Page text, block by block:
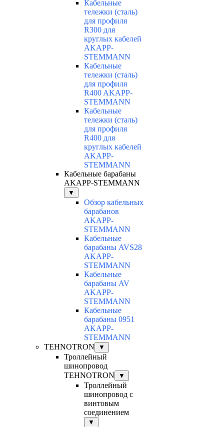
Кабельные
тележки (сталь)
для профиля
R300 для
круглых кабелей
AKAPP-
STEMMANN
Кабельные
тележки (сталь)
для профиля
R400 AKAPP-
STEMMANN
Кабельные
тележки (сталь)
для профиля
R400 для
круглых кабелей
AKAPP-
STEMMANN
Кабельные барабаны
AKAPP-STEMMANN
▼
Обзор кабельных
барабанов
AKAPP-
STEMMANN
Кабельные
барабаны AVS28
AKAPP-
STEMMANN
Кабельные
барабаны AV
AKAPP-
STEMMANN
Кабельные
барабаны 0951
AKAPP-
STEMMANN
TEHNOTRON
▼
Троллейный
шинопровод
TEHNOTRON
▼
Троллейный
шинопровод с
винтовым
соединением
▼